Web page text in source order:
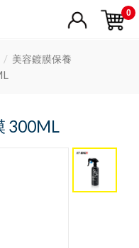
0
美容鍍膜保養
300ML